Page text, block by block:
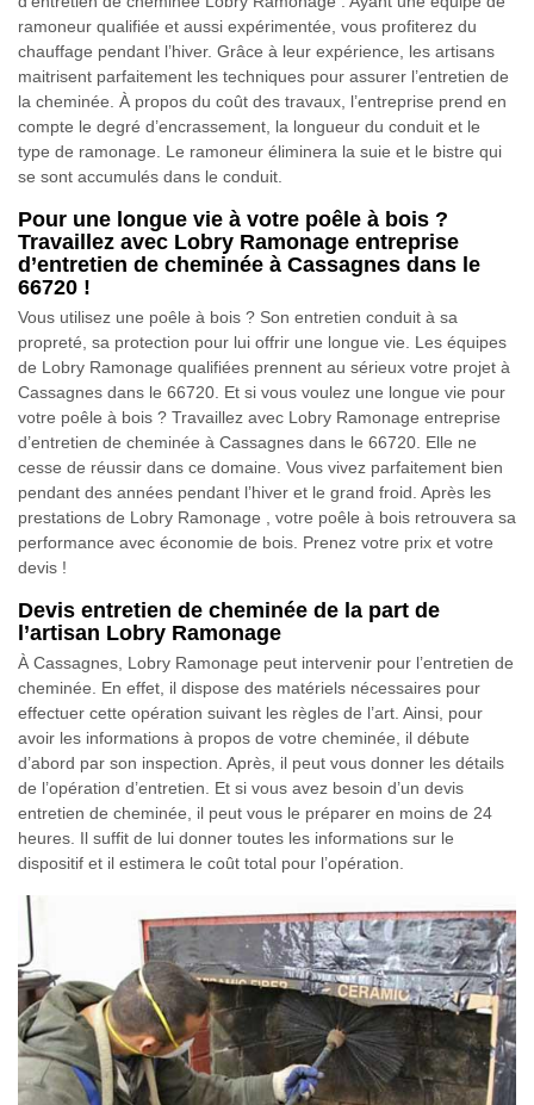
ramoneur qualifiée et aussi expérimentée, vous profiterez du
chauffage pendant l’hiver. Grâce à leur expérience, les artisans
maitrisent parfaitement les techniques pour assurer l’entretien de
la cheminée. À propos du coût des travaux, l’entreprise prend en
compte le degré d’encrassement, la longueur du conduit et le
type de ramonage. Le ramoneur éliminera la suie et le bistre qui
se sont accumulés dans le conduit.
Pour une longue vie à votre poêle à bois ?
Travaillez avec Lobry Ramonage entreprise
d’entretien de cheminée à Cassagnes dans le
66720 !
Vous utilisez une poêle à bois ? Son entretien conduit à sa
propreté, sa protection pour lui offrir une longue vie. Les équipes
de Lobry Ramonage qualifiées prennent au sérieux votre projet à
Cassagnes dans le 66720. Et si vous voulez une longue vie pour
votre poêle à bois ? Travaillez avec Lobry Ramonage entreprise
d’entretien de cheminée à Cassagnes dans le 66720. Elle ne
cesse de réussir dans ce domaine. Vous vivez parfaitement bien
pendant des années pendant l’hiver et le grand froid. Après les
prestations de Lobry Ramonage , votre poêle à bois retrouvera sa
performance avec économie de bois. Prenez votre prix et votre
devis !
Devis entretien de cheminée de la part de
l’artisan Lobry Ramonage
À Cassagnes, Lobry Ramonage peut intervenir pour l’entretien de
cheminée. En effet, il dispose des matériels nécessaires pour
effectuer cette opération suivant les règles de l’art. Ainsi, pour
avoir les informations à propos de votre cheminée, il débute
d’abord par son inspection. Après, il peut vous donner les détails
de l’opération d’entretien. Et si vous avez besoin d’un devis
entretien de cheminée, il peut vous le préparer en moins de 24
heures. Il suffit de lui donner toutes les informations sur le
dispositif et il estimera le coût total pour l’opération.